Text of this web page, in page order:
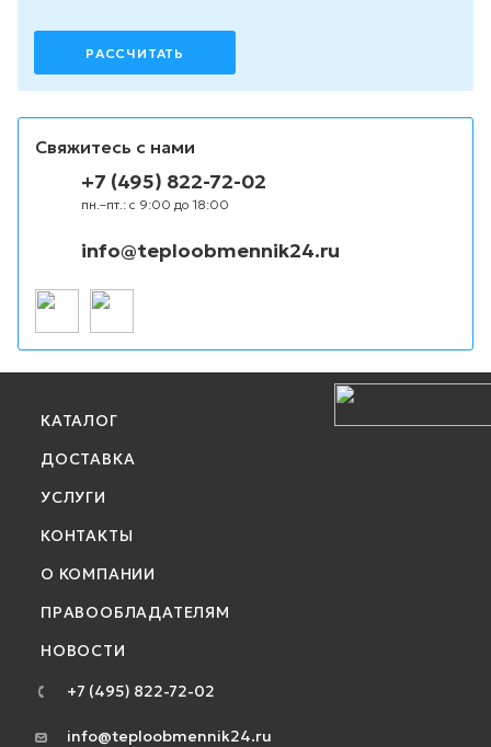
РАССЧИТАТЬ
Свяжитесь с нами
+7 (495) 822-72-02
пн.–пт.: с 9:00 до 18:00
info@teploobmennik24.ru
КАТАЛОГ
ДОСТАВКА
УСЛУГИ
КОНТАКТЫ
О КОМПАНИИ
ПРАВООБЛАДАТЕЛЯМ
НОВОСТИ
+7 (495) 822-72-02
info@teploobmennik24.ru